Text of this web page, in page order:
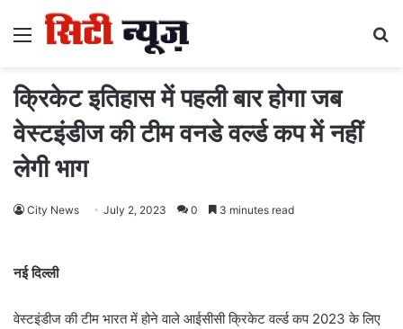
Menu
क्रिकेट इतिहास में पहली बार होगा जब
वेस्टइंडीज की टीम वनडे वर्ल्ड कप में नहीं
लेगी भाग
City News July 2, 2023 0 3 minutes read
नई दिल्ली
वेस्टइंडीज की टीम भारत में होने वाले आईसीसी क्रिकेट वर्ल्ड कप 2023 के लिए